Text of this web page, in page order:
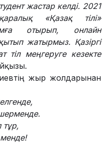
жастар келді. 2021
«Қазақ тілі»
отырып, онлайн
жатырмыз. Қазіргі
тіл меңгеруге кезекте
жыр жолдарынан
тұр,
менде!